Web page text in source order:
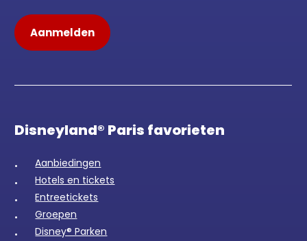
Disneyland® Paris favorieten
Aanbiedingen
Hotels en tickets
Entreetickets
Groepen
Disney® Parken